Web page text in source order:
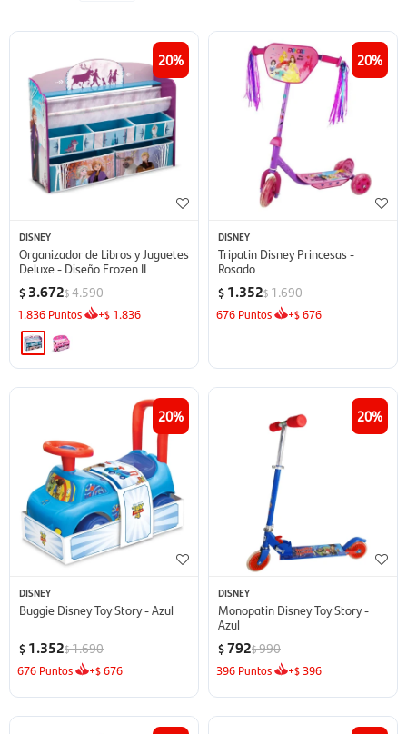
20
DISNEY
Organizador de Libros y Juguetes
Deluxe - Diseño Frozen II
$ 3.672$4.590
1.836 Puntos +$ 1.836
20
DISNEY
Tripatin Disney Princesas -
Rosado
$ 1.352$1.690
676 Puntos +$676
20
DISNEY
Buggie Disney Toy Story - Azul
$ 1.352$1.690
676 Puntos +$676
20
DISNEY
Monopatin Disney Toy Story -
Azul
$792$990
396 Puntos +$396